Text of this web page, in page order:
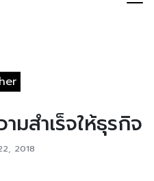
สำเร็จให้ธุรกิจ
2018